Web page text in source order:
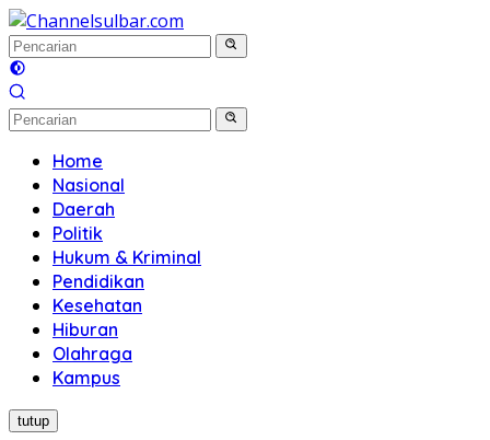
Langsung
ke
konten
Home
Nasional
Daerah
Politik
Hukum & Kriminal
Pendidikan
Kesehatan
Hiburan
Olahraga
Kampus
tutup